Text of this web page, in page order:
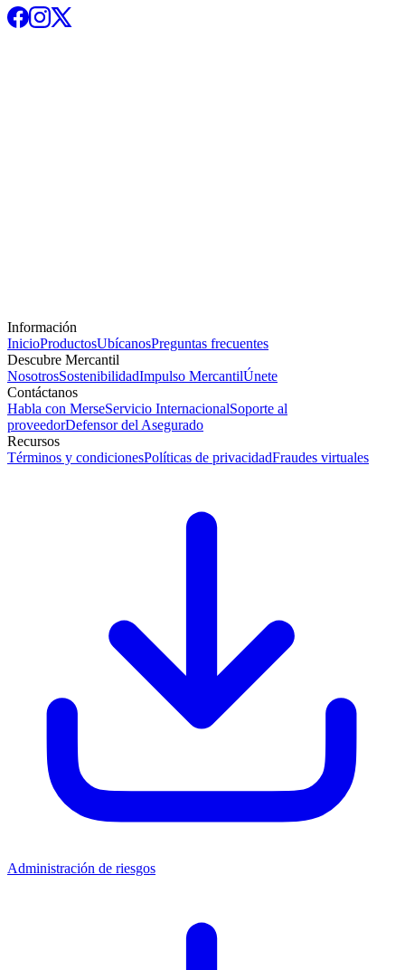
Información
InicioProductosUbícanosPreguntas frecuentes
Descubre Mercantil
NosotrosSostenibilidadImpulso MercantilÚnete
Contáctanos
Habla con MerseServicio InternacionalSoporte al
proveedorDefensor del Asegurado
Recursos
Términos y condicionesPolíticas de privacidadFraudes virtuales
Administración de riesgos